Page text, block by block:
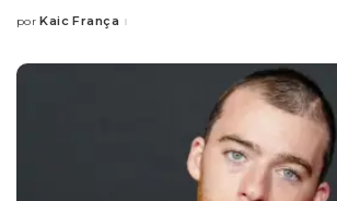
Posted
por Kaic França